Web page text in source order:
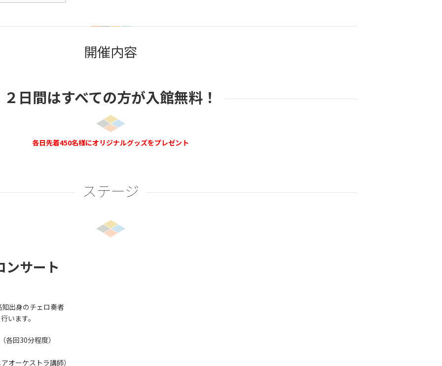
開催内容
２日間はすべての方が入館無料！
各日先着450名様にオリジナルグッズをプレゼント
ステージ
ンサート
出身のチェロ奏者
います。
回30分程度）
オーケストラ講師）